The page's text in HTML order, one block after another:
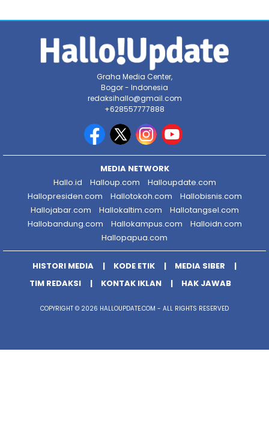
Graha Media Center,
Bogor - Indonesia
redaksihallo@gmail.com
+628557777888
MEDIA NETWORK
Hallo.id
Halloup.com
Halloupdate.com
Hallopresiden.com
Hallotokoh.com
Hallobisnis.com
Hallojabar.com
Hallokaltim.com
Hallotangsel.com
Hallobandung.com
Hallokampus.com
Halloidn.com
Hallopapua.com
HISTORI MEDIA KODE ETIK
MEDIA SIBER
TIM REDAKSI
KONTAK IKLAN HAK JAWAB
COPYRIGHT © 2026 HALLOUPDATE.COM - ALL RIGHTS RESERVED